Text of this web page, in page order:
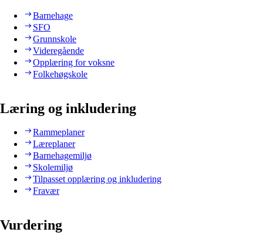
Barnehage
SFO
Grunnskole
Videregående
Opplæring for voksne
Folkehøgskole
Læring og inkludering
Rammeplaner
Læreplaner
Barnehagemiljø
Skolemiljø
Tilpasset opplæring og inkludering
Fravær
Vurdering